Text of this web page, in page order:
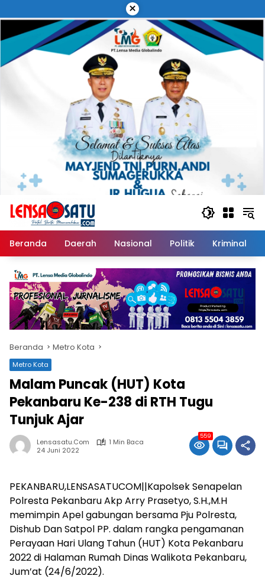
ke
konten
×
Beranda Daerah Nasional Politik Kriminal
Beranda Metro Kota
Metro Kota
Malam Puncak (HUT) Kota
Pekanbaru Ke-238 di RTH Tugu
Tunjuk Ajar
Lensasatu.com
1 Min Baca
24 Juni 2022
559
PEKANBARU,LENSASATUCOM||Kapolsek Senapelan
Polresta Pekanbaru Akp Arry Prasetyo, S.H.,M.H
memimpin Apel gabungan bersama Pju Polresta,
Dishub Dan Satpol PP. dalam rangka pengamanan
Perayaan Hari Ulang Tahun (HUT) Kota Pekanbaru
2022 di Halaman Rumah Dinas Walikota Pekanbaru,
Jum’at (24/6/2022).